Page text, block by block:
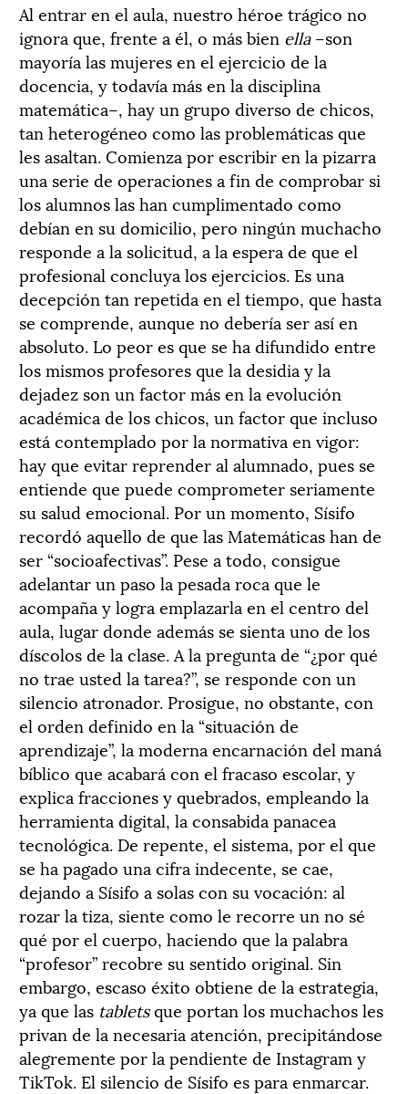
Al entrar en el aula, nuestro héroe trágico no
ignora que, frente a él, o más bien ella–son
mayoría las mujeres en el ejercicio de la
docencia, y todavía más en la disciplina
matemática–, hay un grupo diverso de chicos,
tan heterogéneo como las problemáticas que
les asaltan. Comienza por escribir en la pizarra
una serie de operaciones a fin de comprobar si
los alumnos las han cumplimentado como
debían en su domicilio, pero ningún muchacho
responde a la solicitud, a la espera de que el
profesional concluya los ejercicios. Es una
decepción tan repetida en el tiempo, que hasta
se comprende, aunque no debería ser así en
absoluto. Lo peor es que se ha difundido entre
los mismos profesores que la desidia y la
dejadez son un factor más en la evolución
académica de los chicos, un factor que incluso
está contemplado por la normativa en vigor:
hay que evitar reprender al alumnado, pues se
entiende que puede comprometer seriamente
su salud emocional. Por un momento, Sísifo
recordó aquello de que las Matemáticas han de
ser “socioafectivas”. Pese a todo, consigue
adelantar un paso la pesada roca que le
acompaña y logra emplazarla en el centro del
aula, lugar donde además se sienta uno de los
díscolos de la clase. A la pregunta de “¿por qué
no trae usted la tarea?”, se responde con un
silencio atronador. Prosigue, no obstante, con
el orden definido en la “situación de
aprendizaje”, la moderna encarnación del maná
bíblico que acabará con el fracaso escolar, y
explica fracciones y quebrados, empleando la
herramienta digital, la consabida panacea
tecnológica. De repente, el sistema, por el que
se ha pagado una cifra indecente, se cae,
dejando a Sísifo a solas con su vocación: al
rozar la tiza, siente como le recorre un no sé
qué por el cuerpo, haciendo que la palabra
“profesor” recobre su sentido original. Sin
embargo, escaso éxito obtiene de la estrategia,
ya que las tabletsque portan los muchachos les
privan de la necesaria atención, precipitándose
alegremente por la pendiente de Instagram y
TikTok. El silencio de Sísifo es para enmarcar.